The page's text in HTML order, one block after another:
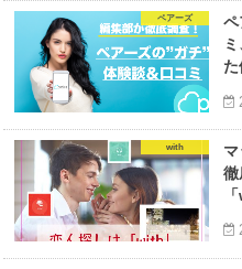
ペアーズ
ペ
た
with
徹